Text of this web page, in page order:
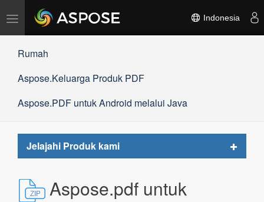
Alihkan
navigasi
Indonesia
Rumah
Aspose.Keluarga Produk PDF
Aspose.PDF untuk Android melalui Java
Jelajahi Produk kami
Toggle
Aspose.pdf untuk